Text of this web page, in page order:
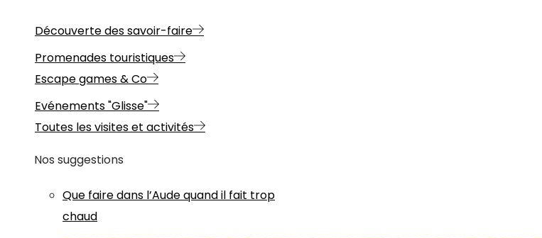
Découverte des savoir-faire
Promenades touristiques
Escape games & Co
Evénements "Glisse"
Toutes les visites et activités
Nos suggestions
Que faire dans l’Aude quand il fait trop
chaud